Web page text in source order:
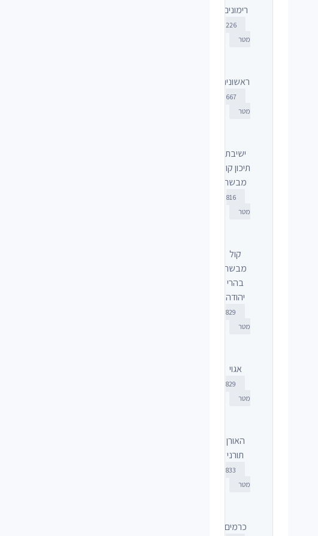
רימונים
226
מטר
ראשונים
667
מטר
ישיבת
תיכון קול
מבשר
816
מטר
קול
מבשר
בהרי
יהודה
829
מטר
אגוי
829
מטר
האורן
תורני
833
מטר
כרמים